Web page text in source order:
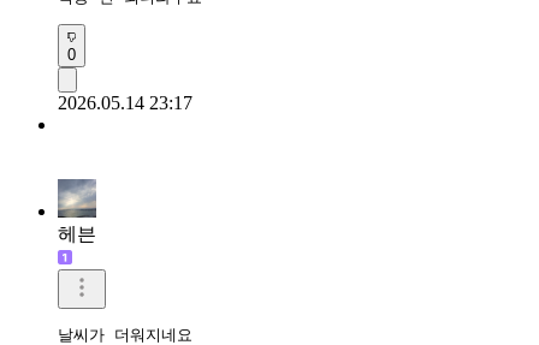
0
2026.05.14 23:17
헤븐
날씨가 더워지네요